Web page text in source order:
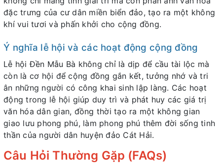
đặc trưng của cư dân miền biển đảo, tạo ra một không
khí vui tươi và phấn khởi cho cộng đồng.
Ý nghĩa lễ hội và các hoạt động cộng đồng
Lễ hội Đền Mẫu Bà không chỉ là dịp để cầu tài lộc mà
còn là cơ hội để cộng đồng gắn kết, tưởng nhớ và tri
ân những người có công khai sinh lập làng. Các hoạt
động trong lễ hội giúp duy trì và phát huy các giá trị
văn hóa dân gian, đồng thời tạo ra một không gian
giao lưu phong phú, làm phong phú thêm đời sống tinh
thần của người dân huyện đảo Cát Hải.
Câu Hỏi Thường Gặp (FAQs)